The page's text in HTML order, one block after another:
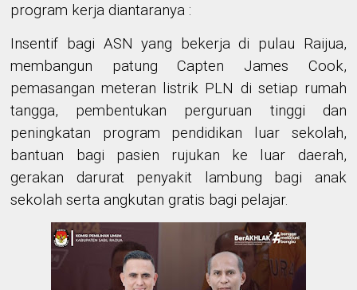
program kerja diantaranya :
Insentif bagi ASN yang bekerja di pulau Raijua,
membangun patung Capten James Cook,
pemasangan meteran listrik PLN di setiap rumah
tangga, pembentukan perguruan tinggi dan
peningkatan program pendidikan luar sekolah,
bantuan bagi pasien rujukan ke luar daerah,
gerakan darurat penyakit lambung bagi anak
sekolah serta angkutan gratis bagi pelajar.